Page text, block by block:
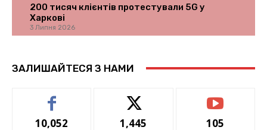
200 тисяч клієнтів протестували 5G у
Харкові
3 Липня 2026
ЗАЛИШАЙТЕСЯ З НАМИ
10,052 1,445 105